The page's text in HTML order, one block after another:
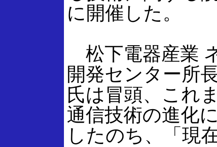
に開催した。
松下電器産業
開発センター所
氏は冒頭、これ
通信技術の進化
したのち、「現